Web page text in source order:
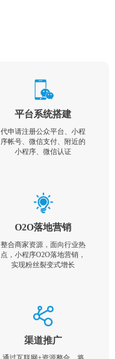
平台系统搭建
代申请注册公众平台、小程
序帐号、微信支付、附近的
小程序、微信认证
O2O落地营销
整合商家资源，面向行业热
点，小程序O2O落地营销，
实现粉丝裂变式增长
渠道推广